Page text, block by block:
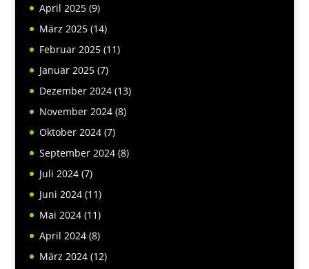
April 2025(9)
März 2025(14)
Februar 2025(11)
Januar 2025(7)
Dezember 2024(13)
November 2024(8)
Oktober 2024(7)
September 2024(8)
Juli 2024(7)
Juni 2024(11)
Mai 2024(11)
April 2024(8)
März 2024(12)